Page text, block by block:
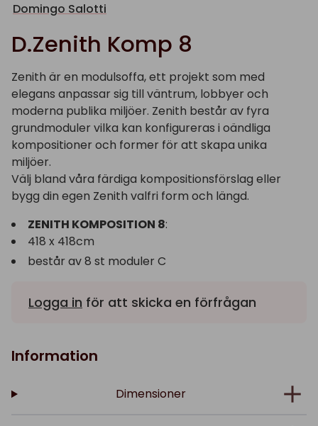
Domingo Salotti
D.Zenith Komp 8
Zenith är en modulsoffa, ett projekt som med
elegans anpassar sig till väntrum, lobbyer och
moderna publika miljöer. Zenith består av fyra
grundmoduler vilka kan konfigureras i oändliga
kompositioner och former för att skapa unika
miljöer.
Välj bland våra färdiga kompositionsförslag eller
bygg din egen Zenith valfri form och längd.
ZENITH KOMPOSITION 8:
418 x 418cm
består av 8 st moduler C
Logga in för att skicka en förfrågan
Information
Dimensioner